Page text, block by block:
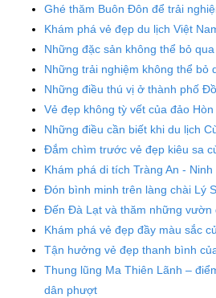
Ghé thăm Buôn Đôn để trải
Khám phá vẻ đẹp du lịch Việt
Những đặc sản không thể bỏ
Những trải nghiệm không thể bỏ
Những điều thú vị ở thành phố
Vẻ đẹp không tỳ vết của đảo
Những điều cần biết khi du lịch
Đắm chìm trước vẻ đẹp kiêu sa
Khám phá di tích Tràng An - Ninh
Đón bình minh trên làng chài Lý
Đến Đà Lạt và thăm những vườn
Khám phá vẻ đẹp đầy màu sắc
Tận hưởng vẻ đẹp thanh bình
Thung lũng Ma Thiên Lãnh –
dân phượt